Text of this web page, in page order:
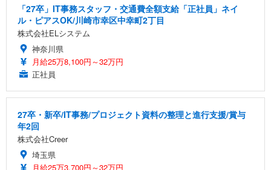
「27卒」IT事務スタッフ・交通費全額支給「正社員」ネイ
ル・ピアスOK/川崎市幸区中幸町2丁目
株式会社ELシステム
神奈川県
月給25万8,100円～32万円
正社員
27卒・新卒/IT事務/プロジェクト資料の整理と進行支援/賞与
年2回
株式会社Creer
埼玉県
月給25万3,700円～32万円